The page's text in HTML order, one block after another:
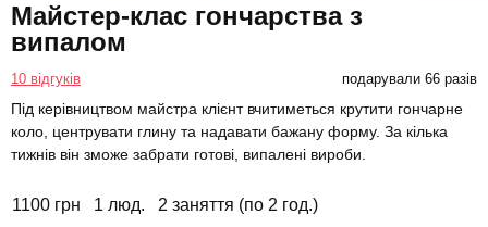
Майстер-клас гончарства з
випалом
10 відгуків подарували 66 разів
Під керівництвом майстра клієнт вчитиметься крутити гончарне
коло, центрувати глину та надавати бажану форму. За кілька
тижнів він зможе забрати готові, випалені вироби.
1100 грн 1 люд. 2 заняття (по 2 год.)